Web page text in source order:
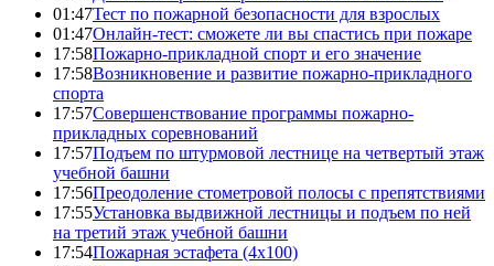
01:47Тест по пожарной безопасности для взрослых
01:47Онлайн-тест: сможете ли вы спастись при пожаре
17:58Пожарно-прикладной спорт и его значение
17:58Возникновение и развитие пожарно-прикладного
спорта
17:57Совершенствование программы пожарно-
прикладных соревнований
17:57Подъем по штурмовой лестнице на четвертый этаж
учебной башни
17:56Преодоление стометровой полосы с препятствиями
17:55Установка выдвижной лестницы и подъем по ней
на третий этаж учебной башни
17:54Пожарная эстафета (4x100)